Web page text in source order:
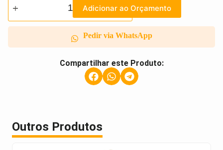
Adicionar ao Orçamento
Pedir via WhatsApp
Compartilhar este Produto:
Outros Produtos